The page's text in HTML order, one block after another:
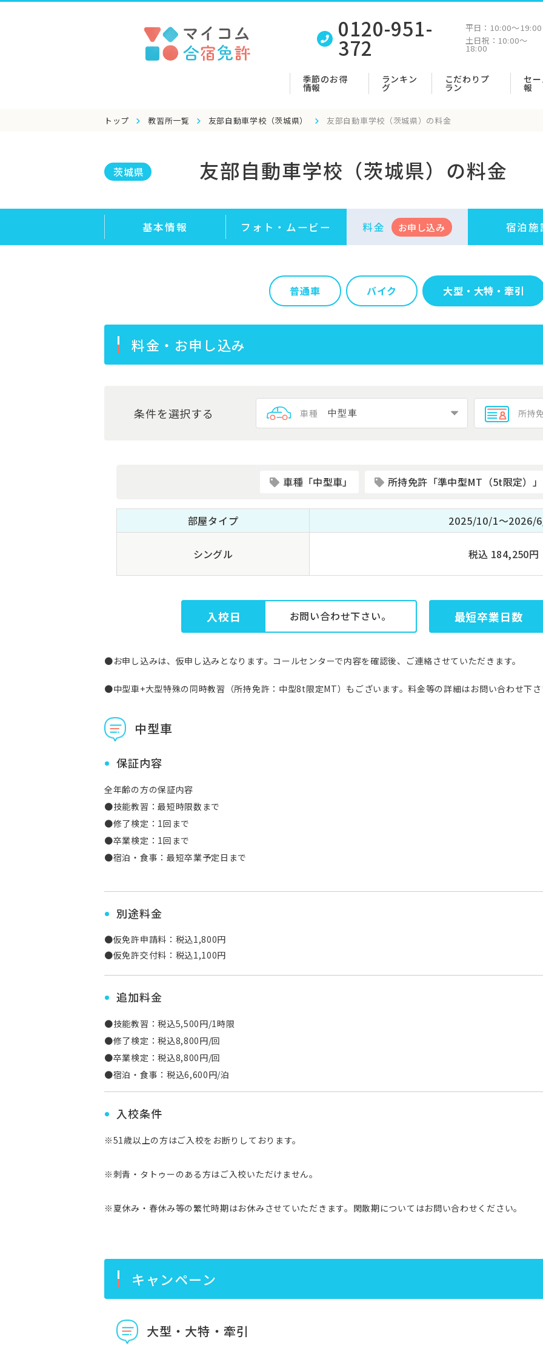
0120-951-
372
平日： 10:00〜19:00
土日祝： 10:00〜
18:00
季節のお得
情報
ランキン
グ
こだわりプ
ラン
セ
報
トップ 教習所一覧 友部自動車学校（茨城県） 友部自動車学校（茨城県）の料金
茨城県 友部自動車学校（茨城県）の料金
基本情報 フォト・ ムービー 料金 お申 し込み 宿泊施
普通車 バイク 大型・大特・牽引
料金・お申し込み
条件を選択する 車種 所持
車種「中型車」 所持免許「準中型MT（5t限定）」
部屋タイプ 2025/10/1～2026/
シングル 税込 184,250円
入校日 お問い合わせ下さい。 最短卒業日数
●お申し込みは、仮申し込みとなります。コールセンターで内容を確認後、ご連絡させていただきます。
●中型車+大型特殊の同時教習（所持免許：中型8t限定MT）もございます。料金等の詳細はお問い合わせ下さ
中型車
保証内容
全年齢の方の保証内容
●技能教習：最短時限数まで
●修了検定：1回まで
●卒業検定：1回まで
●宿泊・食事：最短卒業予定日まで
別途料金
●仮免許申請料：税込1,800円
●仮免許交付料：税込1,100円
追加料金
●技能教習：税込5,500円/1時限
●修了検定：税込8,800円/回
●卒業検定：税込8,800円/回
●宿泊・食事：税込6,600円/泊
入校条件
※51歳以上の方はご入校をお断りしております。
※刺青・タトゥーのある方はご入校いただけません。
※夏休み・春休み等の繁忙時期はお休みさせていただきます。閑散期についてはお問い合わせください。
キャンペーン
大型・大特・牽引